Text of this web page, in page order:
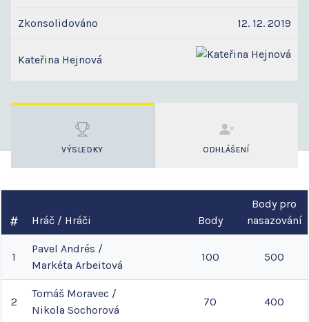
Zkonsolidováno 12. 12. 2019
Kateřina Hejnová
VÝSLEDKY ODHLÁŠENÍ
Hráč / Hráči Body
Body pro
nasazování
1
Pavel Andrés /
Markéta Arbeitová
100 500
2
Tomáš Moravec /
Nikola Sochorová
70 400